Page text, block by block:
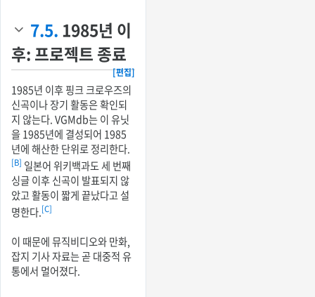
7.5. 1985년 이
후: 프로젝트 종료
[편집]
1985년 이후 핑크 크로우즈의
신곡이나 장기 활동은 확인되
지 않는다. VGMdb는 이 유닛
을 1985년에 결성되어 1985
년에 해산한 단위로 정리한다.
[B] 일본어 위키백과도 세 번째
싱글 이후 신곡이 발표되지 않
았고 활동이 짧게 끝났다고 설
명한다.[C]
이 때문에 뮤직비디오와 만화,
잡지 기사 자료는 곧 대중적 유
통에서 멀어졌다.